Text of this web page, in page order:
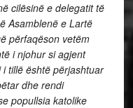
cilësinë e delegatit të
Asamblenë e Lartë
përfaqëson vetëm
i njohur si agjent
tillë është përjashtuar
dhe rendi
popullsia katolike